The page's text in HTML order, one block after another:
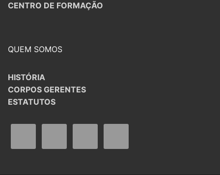
CENTRO DE FORMAÇÃO
QUEM SOMOS
HISTÓRIA
CORPOS GERENTES
ESTATUTOS